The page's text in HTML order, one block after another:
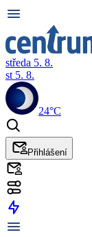
středa 5. 8.
st 5. 8.
24°C
Přihlášení